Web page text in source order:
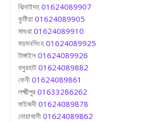
ঝিনাইদহ 01624089907
কুষ্টিয়া 01624089905
মাগুরা 01624089910
ময়মনসিংহ 01624089925
টাঙ্গাইল 01624089926
বসুরহাট 01624089882
ফেনী 01624089861
লক্ষ্মীপুর 01633286262
মাইজদী 01624089878
নোয়াখালী 01624089862